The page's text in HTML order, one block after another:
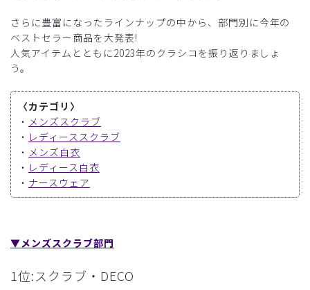
さらに豊富になったラインナップの中から、部門別に今年の
ベストセラー商品を大発表!
人気アイテムとともに2023年のクラシコを振り返りましょ
う。
〈カテゴリ〉
・ メンズスクラブ
・ レディーススクラブ
・ メンズ白衣
・ レディース白衣
・ ナースウェア
▼メンズスクラブ部門
1位:スクラブ・DECO